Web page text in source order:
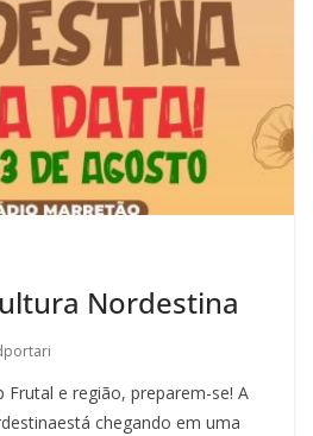
Nordestina
Frutal e região, preparem-se! A
chegando em uma